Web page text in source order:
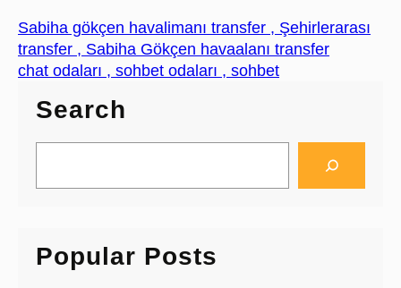
Sabiha gökçen havalimanı transfer , Şehirlerarası
transfer , Sabiha Gökçen havaalanı transfer
chat odaları , sohbet odaları , sohbet
Search
a
h
Popular Posts